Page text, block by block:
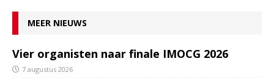
MEER NIEUWS
Vier organisten naar finale IMOCG 2026
7 augustus 2026